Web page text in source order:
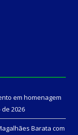
em homenagem
de 2026
Barata com